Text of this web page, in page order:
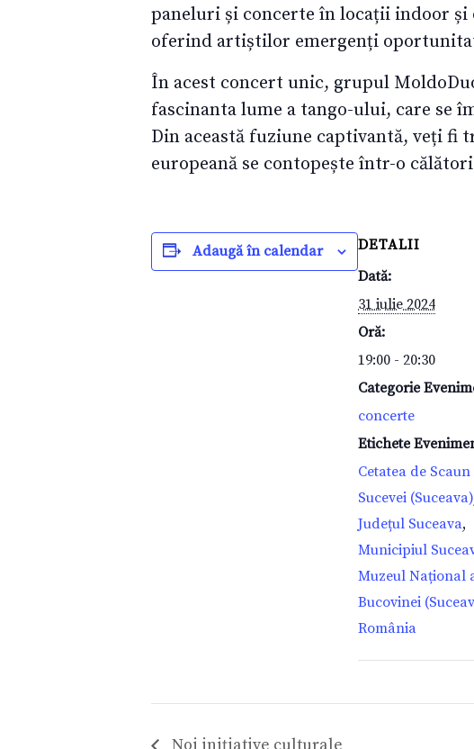
paneluri și concerte în locații indoor
oferind artiștilor emergenți
În acest concert unic, grupul
fascinanta lume a tango-ului, care se
Din această fuziune captivantă, veți
europeană se contopește într-o
Adaugă în calendar
DETALII
Dată:
31 iulie 2024
Oră:
19:00 - 20:30
Categorie
concerte
Etichete
Cetatea de Scaun
Sucevei (Suceava)
Județul Suceava,
Municipiul
Muzeul Național
Bucovinei
România